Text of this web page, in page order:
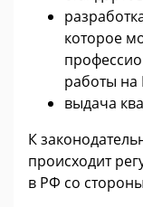
которое
работы на
выдача
К
происходит
в РФ со